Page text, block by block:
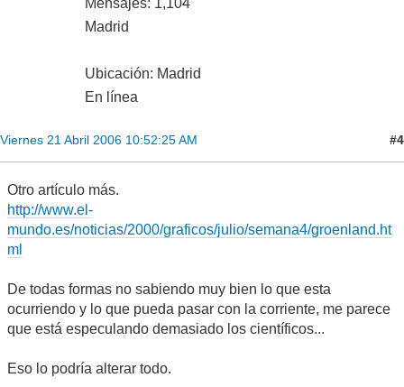
Mensajes: 1,104
Madrid
Ubicación: Madrid
En línea
Viernes 21 Abril 2006 10:52:25 AM #4
Otro artículo más.
http://www.el-
mundo.es/noticias/2000/graficos/julio/semana4/groenland.ht
ml
De todas formas no sabiendo muy bien lo que esta
ocurriendo y lo que pueda pasar con la corriente, me parece
que está especulando demasiado los científicos...
Eso lo podría alterar todo.